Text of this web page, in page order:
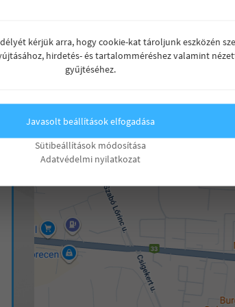
4032 Debrecen, Böszörményi út
(Duna House iroda)
kérjük arra, hogy cookie-kat tároljunk eszközén
hirdetés- és tartalomméréshez valamint
gyűjtéséhez.
Javasolt beállítások elfogadása
Sütibeállítások módosítása
Adatvédelmi nyilatkozat